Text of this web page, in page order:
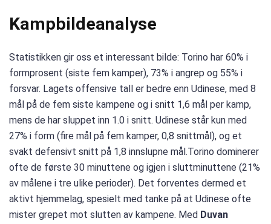
Kampbildeanalyse
Statistikken gir oss et interessant bilde: Torino har 60% i
formprosent (siste fem kamper), 73% i angrep og 55% i
forsvar. Lagets offensive tall er bedre enn Udinese, med 8
mål på de fem siste kampene og i snitt 1,6 mål per kamp,
mens de har sluppet inn 1.0 i snitt. Udinese står kun med
27% i form (fire mål på fem kamper, 0,8 snittmål), og et
svakt defensivt snitt på 1,8 innslupne mål.Torino dominerer
ofte de første 30 minuttene og igjen i sluttminuttene (21%
av målene i tre ulike perioder). Det forventes dermed et
aktivt hjemmelag, spesielt med tanke på at Udinese ofte
mister grepet mot slutten av kampene. Med Duvan